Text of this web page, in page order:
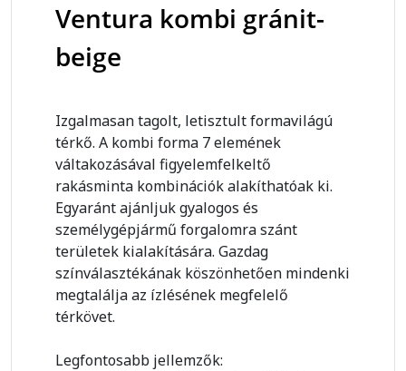
Ventura kombi gránit-
beige
Izgalmasan tagolt, letisztult formavilágú
térkő. A kombi forma 7 elemének
váltakozásával figyelemfelkeltő
rakásminta kombinációk alakíthatóak ki.
Egyaránt ajánljuk gyalogos és
személygépjármű forgalomra szánt
területek kialakítására. Gazdag
színválasztékának köszönhetően mindenki
megtalálja az ízlésének megfelelő
térkövet.
Legfontosabb jellemzők: